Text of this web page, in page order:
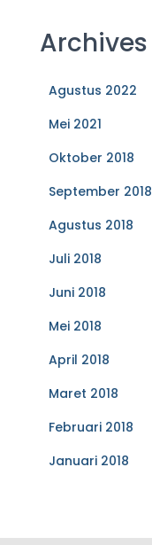
Archives
Agustus 2022
Mei 2021
Oktober 2018
September 2018
Agustus 2018
Juli 2018
Juni 2018
Mei 2018
April 2018
Maret 2018
Februari 2018
Januari 2018